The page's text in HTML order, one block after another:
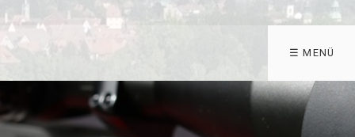
☰ MENÜ